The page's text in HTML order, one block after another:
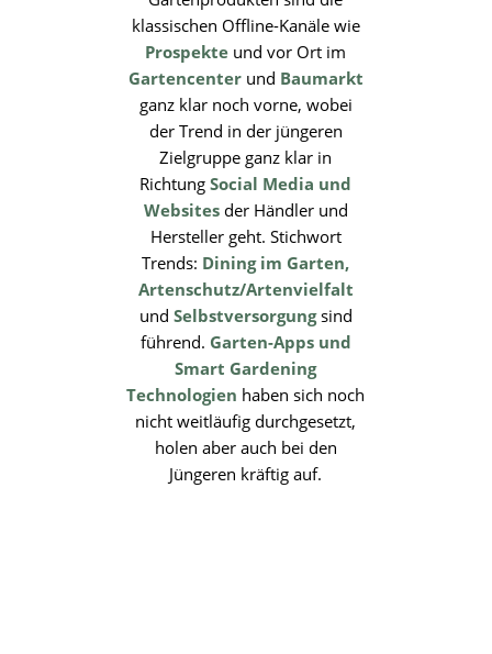
klassischen Offline-Kanäle wie
Prospekte und vor Ort im
Gartencenterund Baumarkt
ganz klar noch vorne, wobei
der Trend in der jüngeren
Zielgruppe ganz klar in
RichtungSocial Media und
Websitesder Händler und
Hersteller geht. Stichwort
Trends: Dining im Garten,
Artenschutz/Artenvielfalt
und Selbstversorgungsind
führend. Garten-Apps und
Smart Gardening
Technologien haben sich noch
nicht weitläufig durchgesetzt,
holen aber auch bei den
Jüngeren kräftig auf.